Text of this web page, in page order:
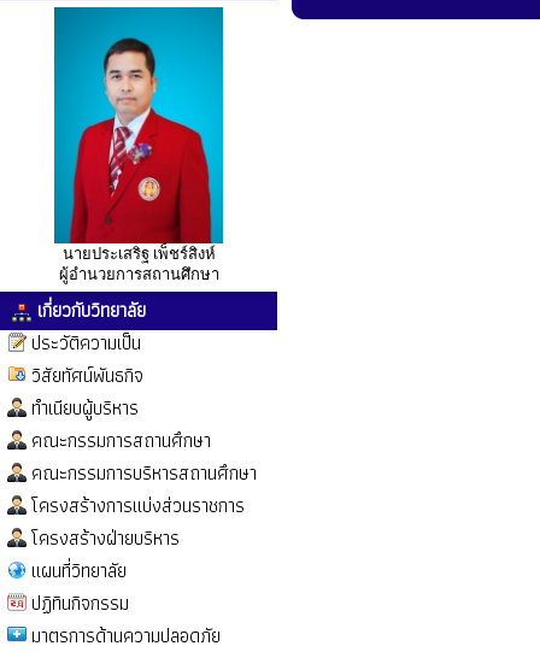
นายประเสริฐ เพ็ชร์สิงห์
ผู้อำนวยการสถานศึกษา
เกี่ยวกับวิทยาลัย
ประวัติความเป็น
วิสัยทัศน์พันธกิจ
ทำเนียบผู้บริหาร
คณะกรรมการสถานศึกษา
คณะกรรมการบริหารสถานศึกษา
โครงสร้างการแบ่งส่วนราชการ
โครงสร้างฝ่ายบริหาร
แผนที่วิทยาลัย
ปฏิทินกิจกรรม
มาตรการด้านความปลอดภัย